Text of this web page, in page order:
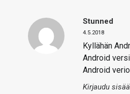
Stunned
4.5.2018
Kyllähän
Android
Android
Kirjaudu